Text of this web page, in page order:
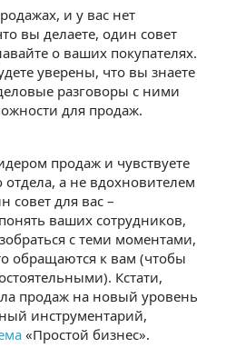
и у вас нет
вы делаете, один совет
о ваших покупателях.
уверены, что вы знаете
разговоры с ними
для продаж.
продаж и чувствуете
отдела, а не вдохновителем
совет для вас –
ваших сотрудников,
с теми моментами,
обращаются к вам (чтобы
Кстати,
продаж на новый уровень
инструментарий,
«Простой бизнес».